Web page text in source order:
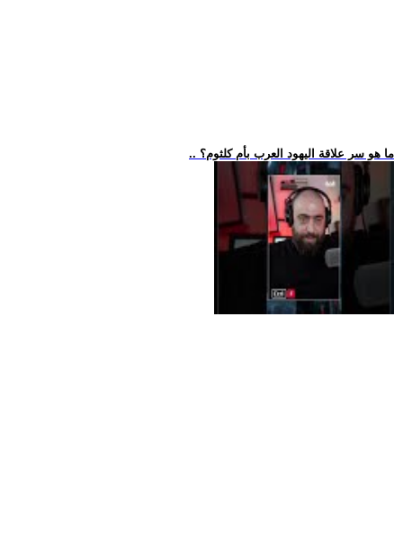
.. ما هو سر علاقة اليهود العرب بأم كلثوم؟